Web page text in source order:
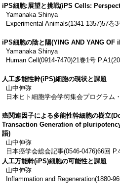
iPS細胞:展望と挑戦(iPS Cells:
Yamanaka Shinya
Experimental Animals(1341-1357)57巻
iPS細胞の陰と陽(YING AND YANG OF
Yamanaka Shinya
Human Cell(0914-7470)21巻1号
人工多能性幹(iPS)細胞の現状と課題
山中伸弥
日本ヒト細胞学会学術集会プログラム
癌関連因子による多能性幹細胞の樹立
Transaction Generation of
語)
山中伸弥
日本癌学会総会記事(0546-0476)66回
人工万能幹(iPS)細胞の可能性と課題
山中伸弥
Inflammation and Regeneration(1880-